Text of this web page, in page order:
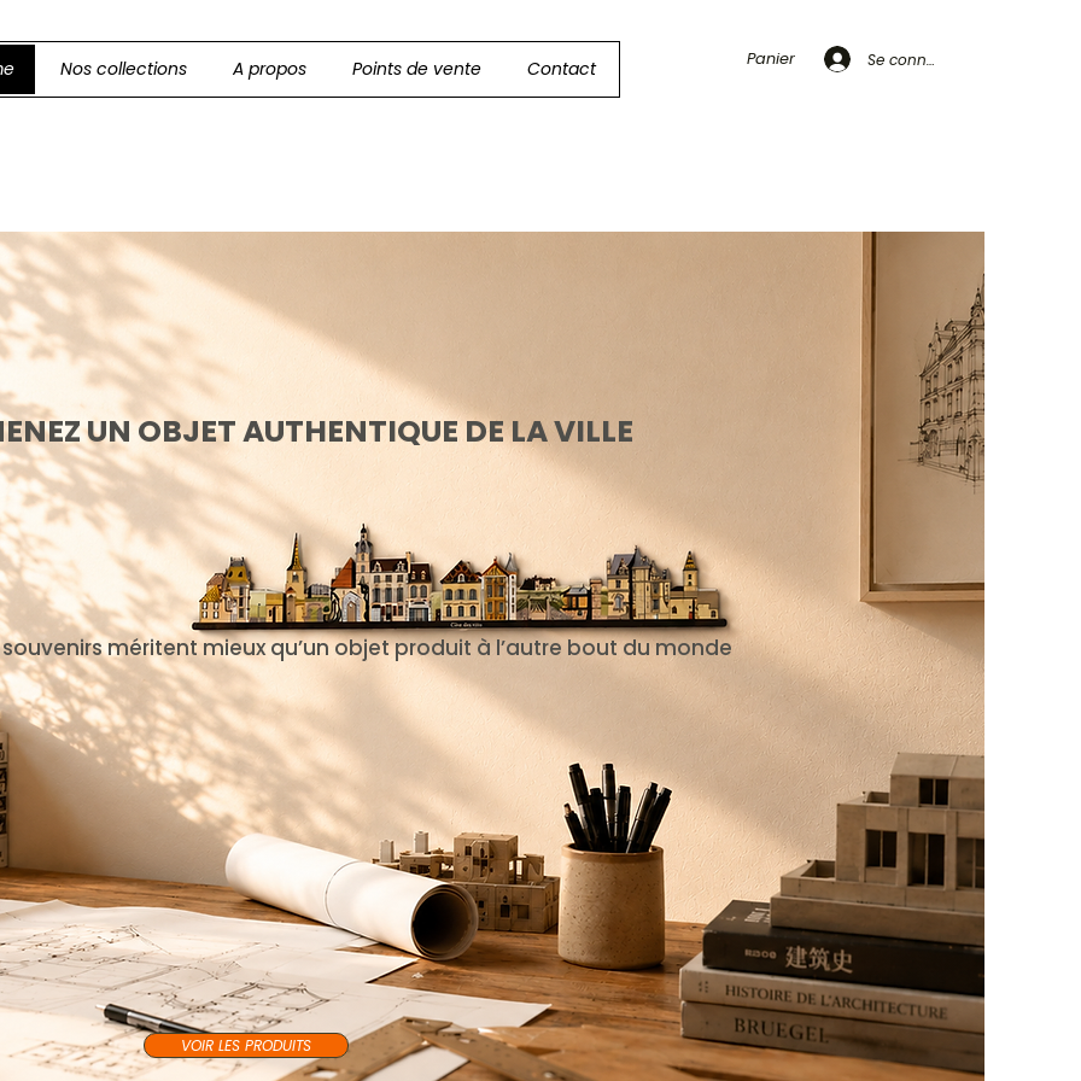
Nos collections A propos Points de vente Contact Panier Se connecter
UN OBJET AUTHENTIQUE DE LA VILLE
méritent mieux qu’un objet produit à l’autre bout du monde
VOIR LES PRODUITS